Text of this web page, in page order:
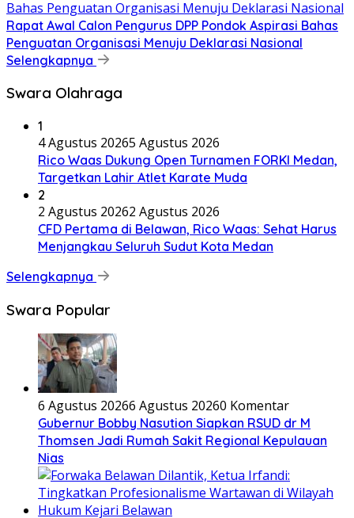
Rapat Awal Calon Pengurus DPP Pondok Aspirasi Bahas
Penguatan Organisasi Menuju Deklarasi Nasional
Selengkapnya
Swara Olahraga
1
4 Agustus 20265 Agustus 2026
Rico Waas Dukung Open Turnamen FORKI Medan,
Targetkan Lahir Atlet Karate Muda
2
2 Agustus 20262 Agustus 2026
CFD Pertama di Belawan, Rico Waas: Sehat Harus
Menjangkau Seluruh Sudut Kota Medan
Selengkapnya
Swara Popular
6 Agustus 20266 Agustus 20260 Komentar
Gubernur Bobby Nasution Siapkan RSUD dr M
Thomsen Jadi Rumah Sakit Regional Kepulauan
Nias